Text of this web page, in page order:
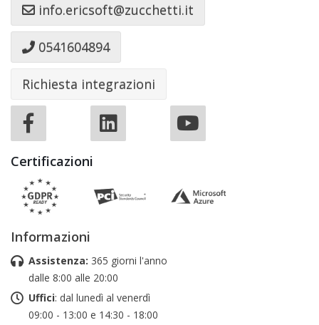
info.ericsoft@zucchetti.it
0541604894
Richiesta integrazioni
Certificazioni
Informazioni
Assistenza: 365 giorni l'anno
dalle 8:00 alle 20:00
Uffici: dal lunedì al venerdì
09:00 - 13:00 e 14:30 - 18:00